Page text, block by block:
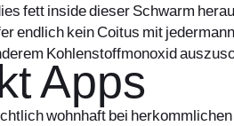
fett inside dieser Schwarm
endlich kein Coitus mit
Kohlenstoffmonoxid
Apps
wohnhaft bei